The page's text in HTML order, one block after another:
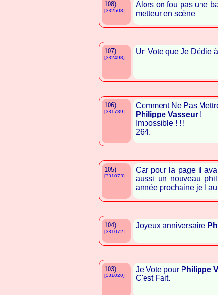
108)
[382503]
Alors on fou pas une
metteur en scène
107)
[382498]
Un Vote que Je Dédie
106)
[381739]
Comment Ne Pas
Philippe Vasseur !
Impossible ! ! !
264.
105)
[381073]
Car pour la page il
aussi un nouveau
année prochaine je l
104)
[381072]
Joyeux anniversaire
103)
[381020]
Je Vote pour Philippe
C'est Fait.